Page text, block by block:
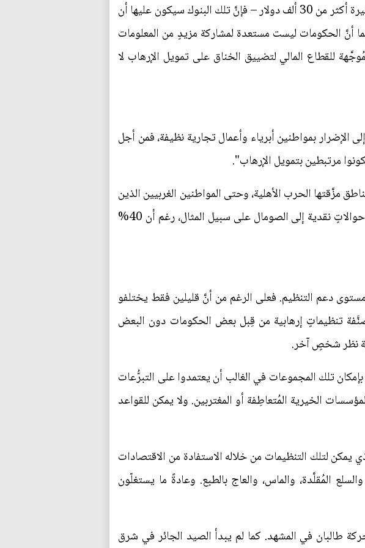
وبالنظر إلى أنَّ العمليات الإرهابية رخيصة التكلفة – إذ لم تتكلَّف أي من العمليات الأخيرة أكثر من 30 ألف دولار – فإنَّ تلك البنوك سيكون عليها أن
في ظروف ملايين المعاملات التي تقل عن 1000 دولار. وبما أنَّ الحكومات ليست مستعدة لمشاركة مزيدٍ من المعلومات
للقطاع المالي لتضييق الخناق على تمويل الإرهاب لا
الإضرار بمواطنين أبرياء وأعمال تجارية نظيفة، فمن أجل
مرتبطين بتمويل الإرهاب".
مزَّقتها الحرب الأهلية، وحتى المواطنين الغربيين الذين
لديهم ارتباطاتٍ أسرية بما يُسمَّى دول المخاطرة. عملياً، لا يُقدِّم أي بنكٍ غربي الآن حوالاتٍ نقدية إلى الصومال على سبيل المثال، رغم أن 40%
مستوى دعم التنظيم. فعلى الرغم من أنَّ قليلين فقط يختلفو
تنظيماتٍ إرهابية من قِبل بعض الحكومات دون البعض
نظر شخصٍ آخر.
تلك المجموعات في الغالب أن يعتمدوا على التبرُّعات
الخيرية المُتعاطِفة أو المغتربين. ولا يمكن للقواعد
يمكن لتلك التنظيمات من خلاله الاستفادة من الاقتصادات
المُقلَّدة، والماس، والعاج بالطبع. وعادةً ما يستغلّون
طالبان في المشهد. كما لم يبدأ الصيد الجائر في شرق